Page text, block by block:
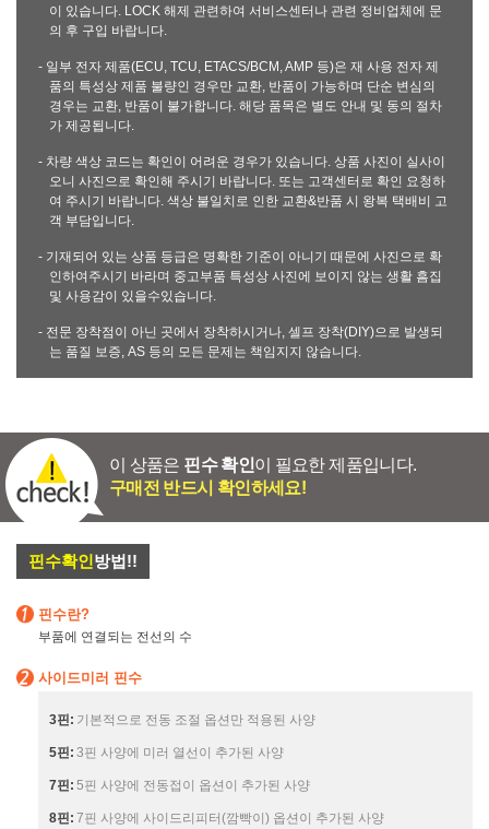
이 있습니다. LOCK 해제 관련하여 서비스센터나 관련 정비업체에 문
의 후 구입 바랍니다.
- 일부 전자 제품(ECU, TCU, ETACS/BCM, AMP 등)은 재 사용 전자 제
품의 특성상 제품 불량인 경우만 교환, 반품이 가능하며 단순 변심의
경우는 교환, 반품이 불가합니다. 해당 품목은 별도 안내 및 동의 절차
가 제공됩니다.
- 차량 색상 코드는 확인이 어려운 경우가 있습니다. 상품 사진이 실사이
오니 사진으로 확인해 주시기 바랍니다. 또는 고객센터로 확인 요청하
여 주시기 바랍니다. 색상 불일치로 인한 교환&반품 시 왕복 택배비 고
객 부담입니다.
- 기재되어 있는 상품 등급은 명확한 기준이 아니기 때문에 사진으로 확
인하여주시기 바라며 중고부품 특성상 사진에 보이지 않는 생활 흠집
및 사용감이 있을수있습니다.
- 전문 장착점이 아닌 곳에서 장착하시거나, 셀프 장착(DIY)으로 발생되
는 품질 보증, AS 등의 모든 문제는 책임지지 않습니다.
이 상품은 핀수 확인이 필요한 제품입니다.
구매전 반드시 확인하세요!
핀수확인방법!!
핀수란?
부품에 연결되는 전선의 수
사이드미러 핀수
3핀: 기본적으로 전동 조절 옵션만 적용된 사양
5핀: 3핀 사양에 미러 열선이 추가된 사양
7핀: 5핀 사양에 전동접이 옵션이 추가된 사양
8핀: 7핀 사양에 사이드리피터(깜빡이) 옵션이 추가된 사양